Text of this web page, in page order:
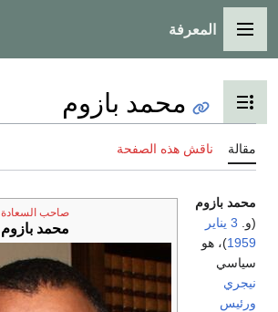
القائمة الرئيسية
المعرفة
تبديل عرض جدول المحتويات
محمد بازوم
مقالة ناقش هذه الصفحة
صاحب السعادة
محمد بازوم
محمد بازوم
(و. 3 يناير
1959)، هو
سياسي
نيجري
ورئيس